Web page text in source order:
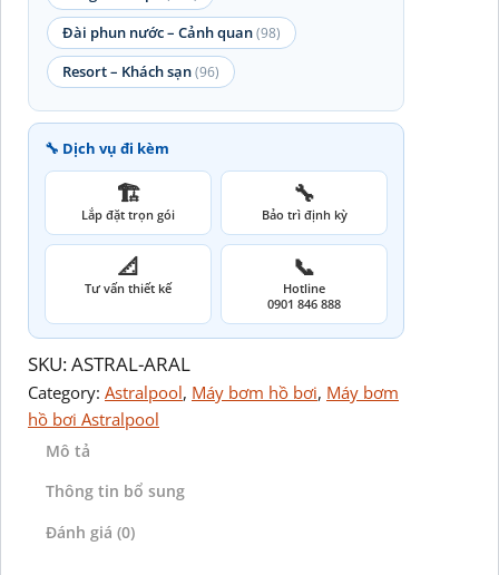
Đài phun nước – Cảnh quan(98)
Resort – Khách sạn(96)
🔧 Dịch vụ đi kèm
🏗️
Lắp đặt trọn gói
🔧
Bảo trì định kỳ
📐
Tư vấn thiết kế
📞
Hotline
0901 846 888
SKU:ASTRAL-ARAL
Category: Astralpool, Máy bơm hồ bơi, Máy bơm
hồ bơi Astralpool
Mô tả
Thông tin bổ sung
Đánh giá (0)